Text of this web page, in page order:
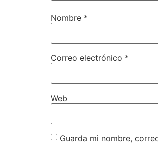
Nombre *
Correo electrónico *
Web
Guarda mi nombre,